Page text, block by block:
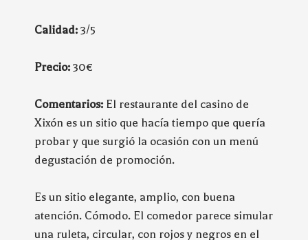
Calidad: 3/5
Precio: 30€
Comentarios: El restaurante del casino de
Xixón es un sitio que hacía tiempo que quería
probar y que surgió la ocasión con un menú
degustación de promoción.
Es un sitio elegante, amplio, con buena
atención. Cómodo. El comedor parece simular
una ruleta, circular, con rojos y negros en el